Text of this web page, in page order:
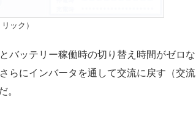
ック）
バッテリー稼働時の切り替え時間がゼロな
らにインバータを通して交流に戻す（交流